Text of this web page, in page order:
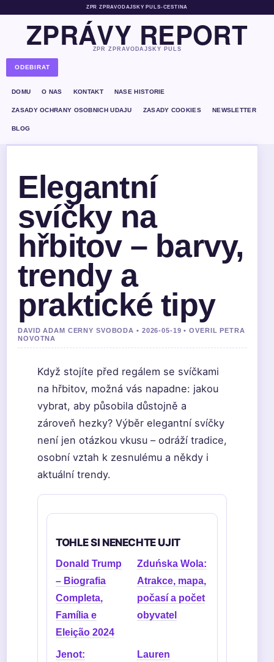
ZPR ZPRAVODAJSKY PULS•CESTINA
ZPRÁVY REPORT
ZPR ZPRAVODAJSKY PULS
ODEBIRAT
DOMU O NAS KONTAKT NASE HISTORIE
ZASADY OCHRANY OSOBNICH UDAJU ZASADY COOKIES NEWSLETTER
BLOG
Elegantní
svíčky na
hřbitov – barvy,
trendy a
praktické tipy
DAVID ADAM CERNY SVOBODA • 2026-05-19 • OVERIL PETRA
NOVOTNA
Když stojíte před regálem se svíčkami
na hřbitov, možná vás napadne: jakou
vybrat, aby působila důstojně a
zároveň hezky? Výběr elegantní svíčky
není jen otázkou vkusu – odráží tradice,
osobní vztah k zesnulému a někdy i
aktuální trendy.
TOHLE SI NENECHTE UJIT
Donald Trump
– Biografia
Completa,
Família e
Eleição 2024
Zduńska Wola:
Atrakce, mapa,
počasí a počet
obyvatel
Jenot:
Lauren